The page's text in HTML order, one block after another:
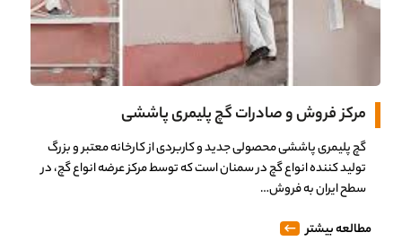
مرکز فروش و صادرات گچ پلیمری پاششی
گچ پلیمری پاششی محصولی جدید و کاربردی از کارخانه معتبر و بزرگ
تولید کننده انواع گچ در سمنان است که توسط مرکز عرضه انواع گچ، در
سطح ایران به فروش…
مطالعه بیشتر